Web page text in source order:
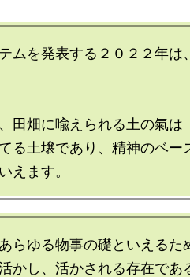
ムを発表する２０２２年は
田畑に喩えられる土の氣は
る土壌であり、精神のベー
らゆる物事の礎といえるた
かし、活かされる存在であ